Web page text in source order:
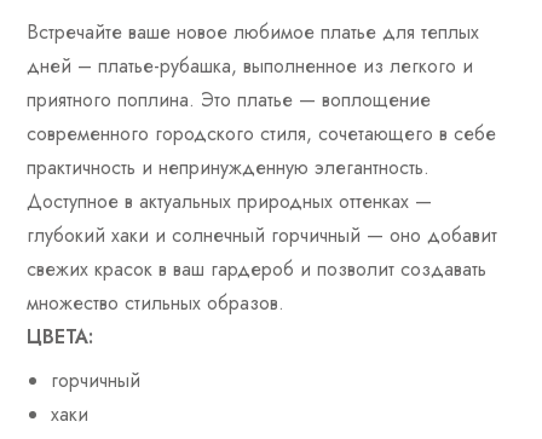
Встречайте ваше новое любимое платье для теплых
дней – платье-рубашка, выполненное из легкого и
приятного поплина. Это платье — воплощение
современного городского стиля, сочетающего в себе
практичность и непринужденную элегантность.
Доступное в актуальных природных оттенках —
глубокий хаки и солнечный горчичный — оно добавит
свежих красок в ваш гардероб и позволит создавать
множество стильных образов.
ЦВЕТА:
горчичный
хаки